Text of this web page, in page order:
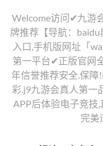
Welcome访问✔九游
牌推荐【导航：
入口,手机版网址「
第一平台✔正版官网
年信誉推荐安全.保
彩.j9九游会真人第一
APP后体验电子竞技
完美